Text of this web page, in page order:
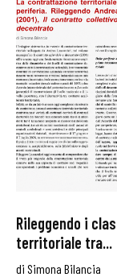
Rileggendo i
territoriale tra...
di Simona Bilancia